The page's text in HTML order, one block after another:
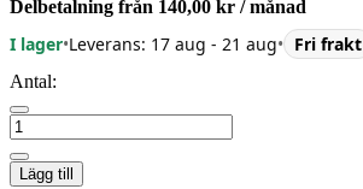
Delbetalning från 140,00 kr / månad
I lager•Leverans: 17 aug - 21 aug• Fri frakt
Antal:
Lägg till